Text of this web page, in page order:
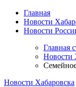
Главная
Новости
Новости
Главная
Новости
Новости Хабаровска